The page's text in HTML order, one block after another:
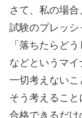
さて、私の場合
試験のプレッシ
「落ちたらどう
などというマ
一切考えないこ
そう考えること
合格できるだけ